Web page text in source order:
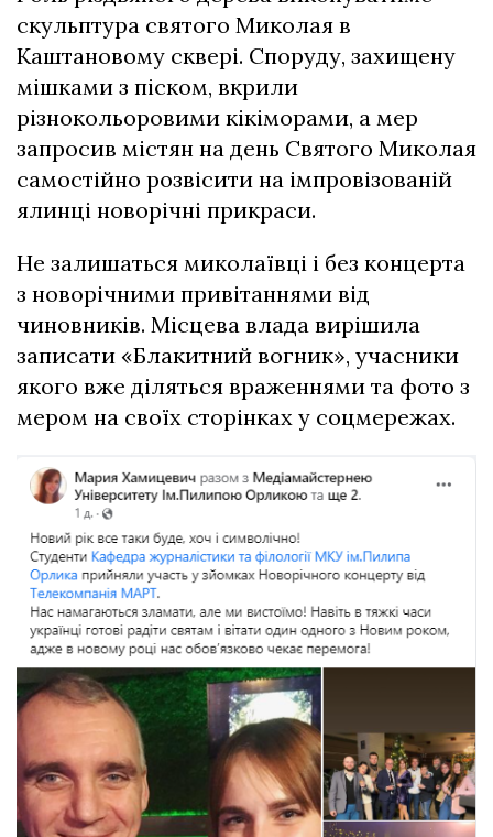
скульптура святого Миколая в
Каштановому сквері. Споруду, захищену
мішками з піском, вкрили
різнокольоровими кікіморами, а мер
запросив містян на день Святого Миколая
самостійно розвісити на імпровізованій
ялинці новорічні прикраси.
Не залишаться миколаївці і без концерта
з новорічними привітаннями від
чиновників. Місцева влада вирішила
записати «Блакитний вогник», учасники
якого вже діляться враженнями та фото з
мером на своїх сторінках у соцмережах.